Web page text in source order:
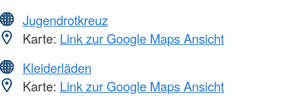
Jugendrotkreuz
Karte: Link zur Google Maps Ansicht
Kleiderläden
Karte: Link zur Google Maps Ansicht